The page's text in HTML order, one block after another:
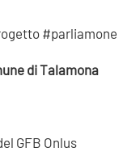
#parliamone
di Talamona
GFB Onlus